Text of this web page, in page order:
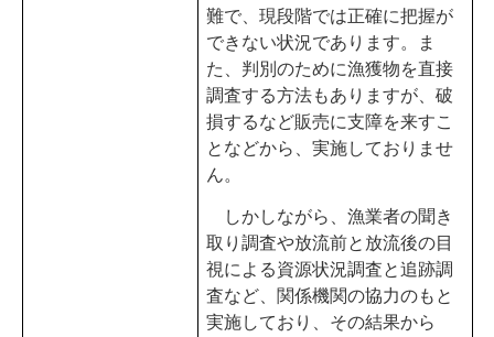
難で、現段階では正確に把握が
できない状況であります。ま
た、判別のために漁獲物を直接
調査する方法もありますが、破
損するなど販売に支障を来すこ
となどから、実施しておりませ
ん。
しかしながら、漁業者の聞き
取り調査や放流前と放流後の目
視による資源状況調査と追跡調
査など、関係機関の協力のもと
実施しており、その結果から